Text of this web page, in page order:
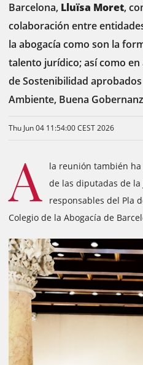
Barcelona, Lluïsa Moret,
colaboración entre
la abogacía como son la
talento jurídico; así como
de Sostenibilidad
Ambiente, Buena
Thu Jun 04 11:54:00 CEST 2026
A la reunión también
de las diputadas de la
responsables del Pla
Colegio de la Abogacía de